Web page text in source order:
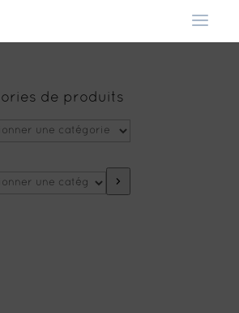
de produits